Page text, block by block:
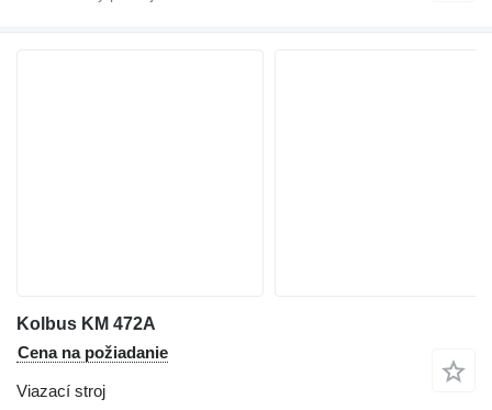
Kolbus KM 472A
Cena na požiadanie
Viazací stroj